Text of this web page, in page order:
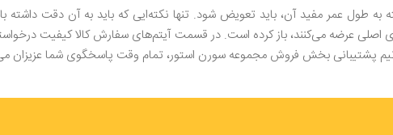
طول عمر مفید آن، باید تعویض شود. تنها نکته‌ایی که باید به آن دقت داشته
اصلی عرضه می‌کنند، باز کرده است. در قسمت آیتم‌های سفارش کالا کیفیت
پشتیبانی بخش فروش مجموعه سورن استور، تمام وقت پاسخگوی شما عزیزان